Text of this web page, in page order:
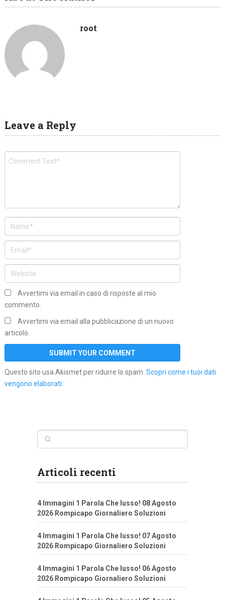
root
Leave a Reply
Avvertimi via email in caso di risposte al mio
commento.
Avvertimi via email alla pubblicazione di un nuovo
articolo.
Questo sito usa Akismet per ridurre lo spam. Scopri come i tuoi dati
vengono elaborati.
Articoli recenti
4 Immagini 1 Parola Che lusso! 08 Agosto
2026 Rompicapo Giornaliero Soluzioni
4 Immagini 1 Parola Che lusso! 07 Agosto
2026 Rompicapo Giornaliero Soluzioni
4 Immagini 1 Parola Che lusso! 06 Agosto
2026 Rompicapo Giornaliero Soluzioni